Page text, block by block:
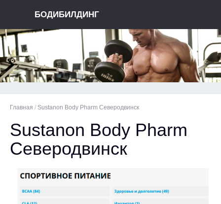
БОДИБИЛДИНГ
Главная / Sustanon Body Pharm Северодвинск
Sustanon Body Pharm
Северодвинск